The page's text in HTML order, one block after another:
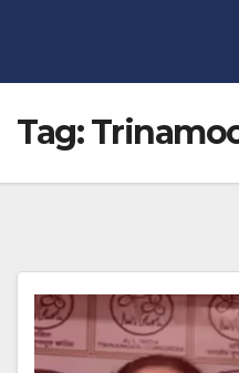
Tag: